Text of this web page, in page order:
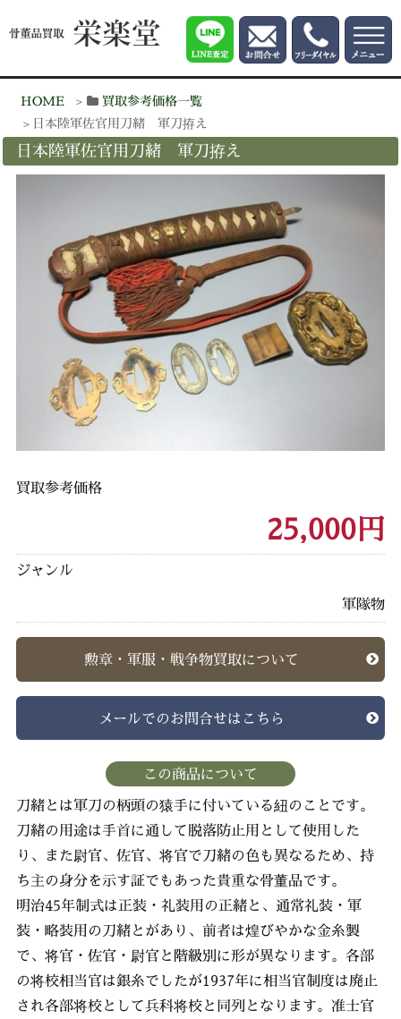
HOME
買取参考価格一覧
日本陸軍佐官用刀緒 軍刀拵え
日本陸軍佐官用刀緒 軍刀拵え
買取参考価格
25,000円
ジャンル
軍隊物
勲章・軍服・戦争物買取について
メールでのお問合せはこちら
この商品について
刀緒とは軍刀の柄頭の猿手に付いている紐のことです。
刀緒の用途は手首に通して脱落防止用として使用した
り、また尉官、佐官、将官で刀緒の色も異なるため、持
ち主の身分を示す証でもあった貴重な骨董品です。
明治45年制式は正装・礼装用の正緒と、通常礼装・軍
装・略装用の刀緒とがあり、前者は煌びやかな金糸製
で、将官・佐官・尉官と階級別に形が異なります。各部
の将校相当官は銀糸でしたが1937年に相当官制度は廃止
され各部将校として兵科将校と同列となります。准士官